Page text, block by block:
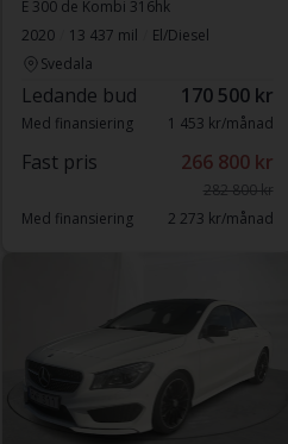
E 300 de Kombi 316hk
2020
13 437 mil
El/Diesel
Svedala
Ledande bud 170 500 kr
Med finansiering 1 453 kr/månad
Fast pris 266 800 kr
282 800 kr
Med finansiering
2 273 kr/månad